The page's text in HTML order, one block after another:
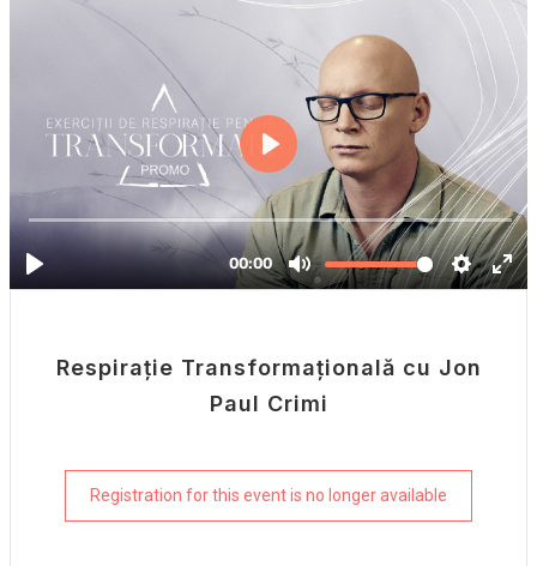
Respirație Transformațională cu Jon
Paul Crimi
Registration for this event is no longer available